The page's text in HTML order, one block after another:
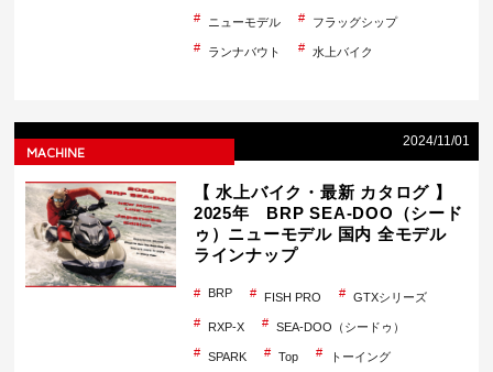
ニューモデル フラッグシップ
ランナバウト 水上バイク
2024/11/01
MACHINE
【 水上バイク・最新 カタログ 】
2025年 BRP SEA-DOO（シード
ゥ）ニューモデル 国内 全モデル
ラインナップ
BRP FISH PRO GTXシリーズ
RXP-X SEA-DOO（シードゥ）
SPARK Top トーイング